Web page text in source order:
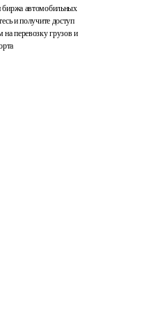
автомобильных
и получите доступ
на перевозку грузов и